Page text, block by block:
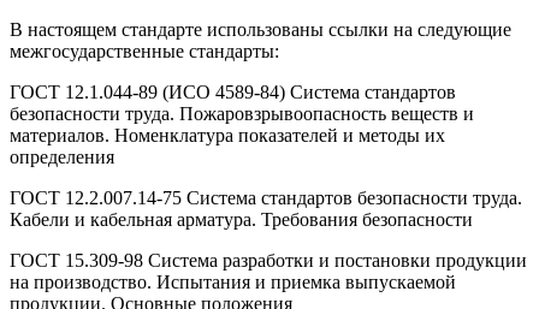
В настоящем стандарте использованы ссылки на следующие
межгосударственные стандарты:
ГОСТ 12.1.044-89 (ИСО 4589-84) Система стандартов
безопасности труда. Пожаровзрывоопасность веществ и
материалов. Номенклатура показателей и методы их
определения
ГОСТ 12.2.007.14-75 Система стандартов безопасности труда.
Кабели и кабельная арматура. Требования безопасности
ГОСТ 15.309-98 Система разработки и постановки продукции
на производство. Испытания и приемка выпускаемой
продукции. Основные положения